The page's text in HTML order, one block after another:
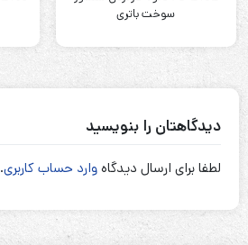
سوخت باتری
دیدگاهتان را بنویسید
لطفا برای ارسال دیدگاهوارد حساب کاربری.